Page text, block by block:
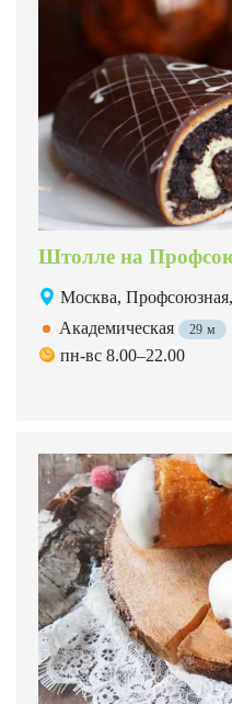
Штолле на
Москва,
Академическая
29 м
пн-вс 8.00–22.00